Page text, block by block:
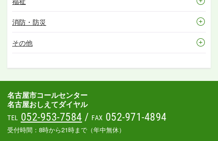
消防・防災
その他
名古屋市コールセンター
名古屋おしえてダイヤル
TEL 052-953-7584 / FAX 052-971-4894
受付時間：8時から21時まで（年中無休）